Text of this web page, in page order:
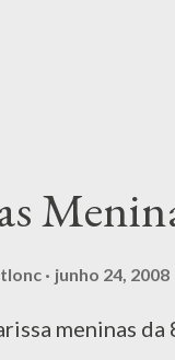
junho 24, 2008
meninas